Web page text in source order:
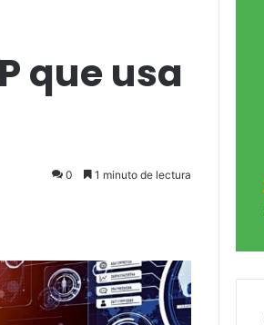
que usa
0 1 minuto de lectura